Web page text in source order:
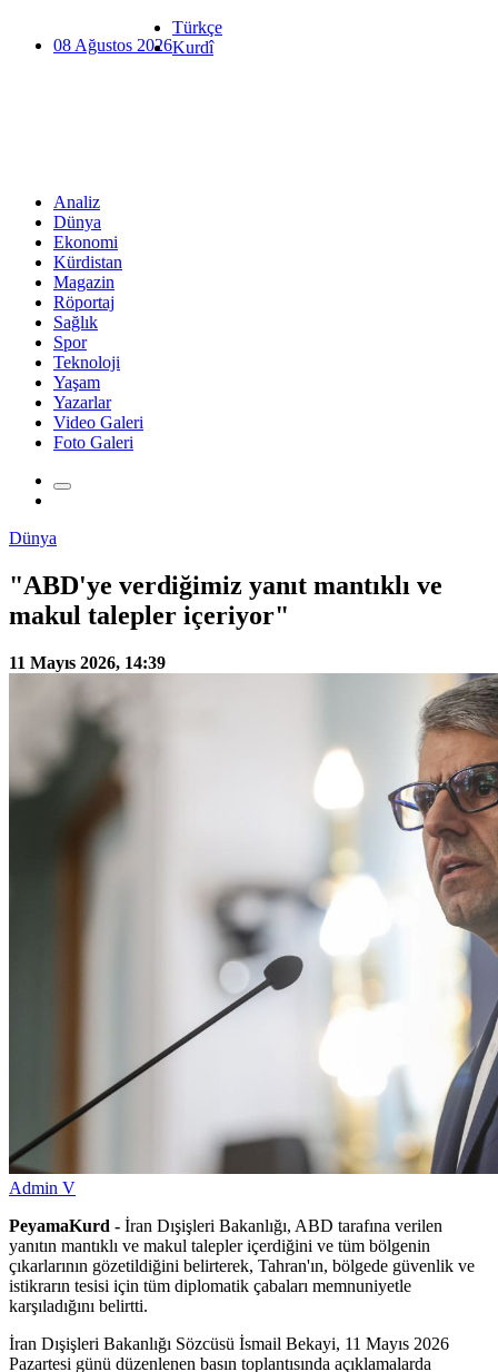
08 Ağustos 2026
Türkçe
Kurdî
Analiz
Dünya
Ekonomi
Kürdistan
Magazin
Röportaj
Sağlık
Spor
Teknoloji
Yaşam
Yazarlar
Video Galeri
Foto Galeri
Dünya
"ABD'ye verdiğimiz yanıt mantıklı ve
makul talepler içeriyor"
11 Mayıs 2026, 14:39
Admin V
PeyamaKurd - İran Dışişleri Bakanlığı, ABD tarafına verilen
yanıtın mantıklı ve makul talepler içerdiğini ve tüm bölgenin
çıkarlarının gözetildiğini belirterek, Tahran'ın, bölgede güvenlik ve
istikrarın tesisi için tüm diplomatik çabaları memnuniyetle
karşıladığını belirtti.
İran Dışişleri Bakanlığı Sözcüsü İsmail Bekayi, 11 Mayıs 2026
Pazartesi günü düzenlenen basın toplantısında açıklamalarda